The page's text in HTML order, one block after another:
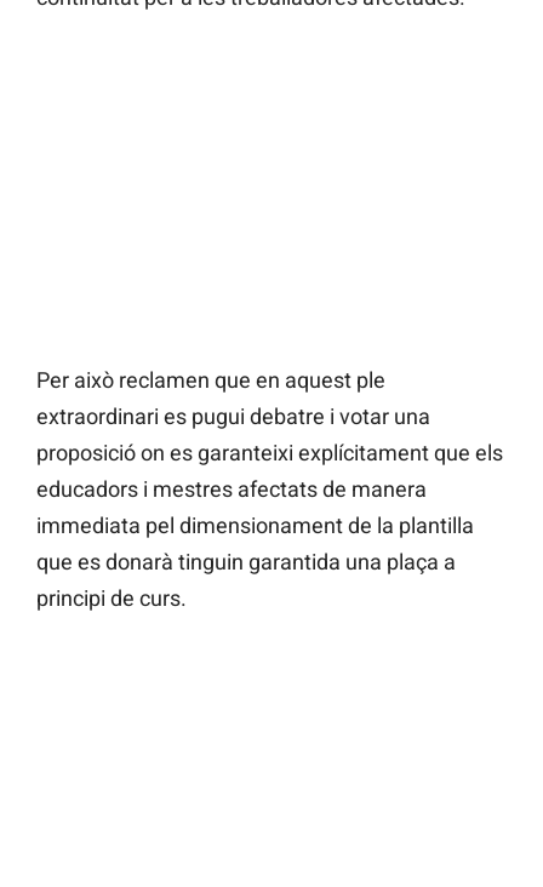
Per això reclamen que en aquest ple
extraordinari es pugui debatre i votar una
proposició on es garanteixi explícitament que els
educadors i mestres afectats de manera
immediata pel dimensionament de la plantilla
que es donarà tinguin garantida una plaça a
principi de curs.